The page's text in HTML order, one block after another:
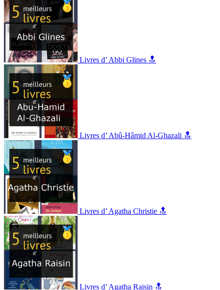
Livres d’ Abbi Glines 🔝
Livres d’ Abû-Hâmid Al-Ghazali 🔝
Livres d’ Agatha Christie 🔝
Livres d’ Agatha Raisin 🔝